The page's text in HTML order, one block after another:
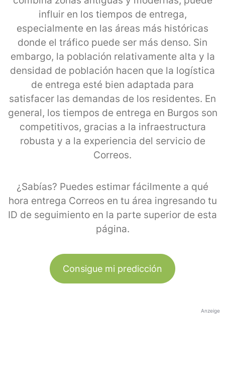
influir en los tiempos de entrega,
especialmente en las áreas más históricas
donde el tráfico puede ser más denso. Sin
embargo, la población relativamente alta y la
densidad de población hacen que la logística
de entrega esté bien adaptada para
satisfacer las demandas de los residentes. En
general, los tiempos de entrega en Burgos son
competitivos, gracias a la infraestructura
robusta y a la experiencia del servicio de
Correos.
¿Sabías? Puedes estimar fácilmente a qué
hora entrega Correos en tu área ingresando tu
ID de seguimiento en la parte superior de esta
página.
Consigue mi predicción
Anzeige